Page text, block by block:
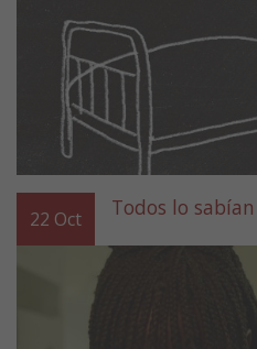
22 Oct Todos lo